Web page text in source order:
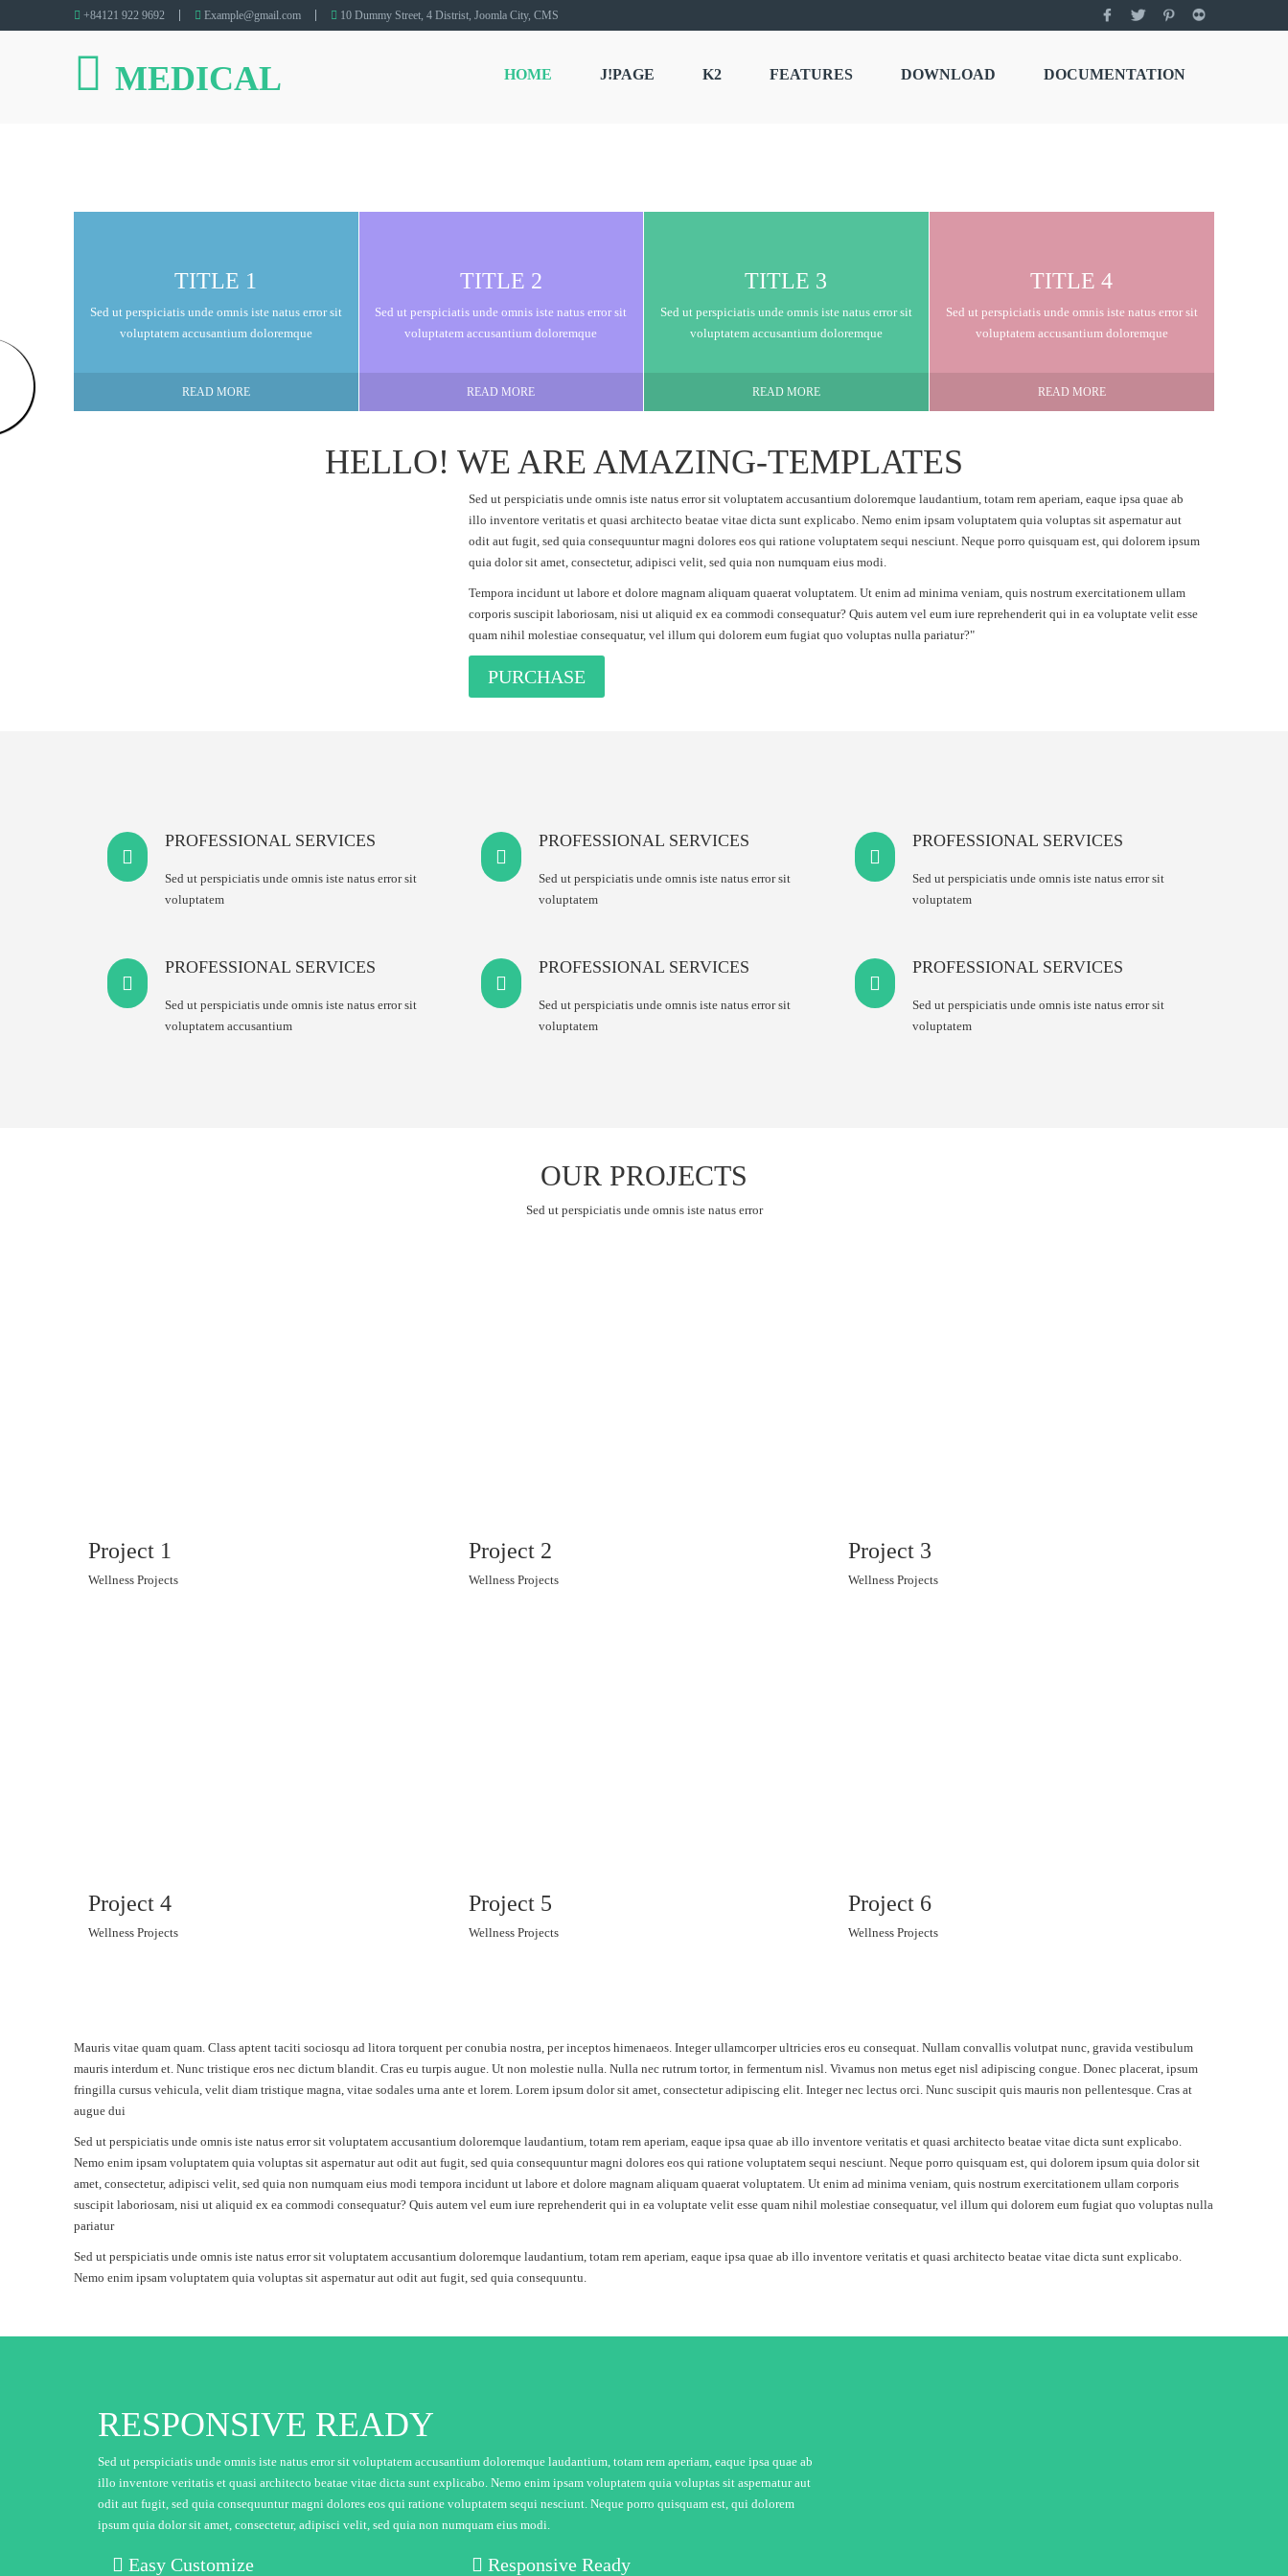
+84121 922 9692 Example@gmail.com 10 Dummy Street, 4 Distrist, Joomla City, CMS
MEDICAL HOME J!PAGE K2 FEATURES DOWNLOAD DOCUMENTATION
Customdesign
and you're ready to go !
PURCHASE
TITLE 1
Sed ut perspiciatis unde omnis iste natus error sit
voluptatem accusantium doloremque
READ MORE
TITLE 2
Sed ut perspiciatis unde omnis iste natus error sit
voluptatem accusantium doloremque
READ MORE
TITLE 3
Sed ut perspiciatis unde omnis iste natus error sit
voluptatem accusantium doloremque
READ MORE
TITLE 4
Sed ut perspiciatis unde omnis iste natus error sit
voluptatem accusantium doloremque
READ MORE
HELLO! WE ARE AMAZING-TEMPLATES
Sed ut perspiciatis unde omnis iste natus error sit voluptatem accusantium doloremque laudantium, totam rem aperiam, eaque ipsa quae ab
illo inventore veritatis et quasi architecto beatae vitae dicta sunt explicabo. Nemo enim ipsam voluptatem quia voluptas sit aspernatur aut
odit aut fugit, sed quia consequuntur magni dolores eos qui ratione voluptatem sequi nesciunt. Neque porro quisquam est, qui dolorem ipsum
quia dolor sit amet, consectetur, adipisci velit, sed quia non numquam eius modi.
Tempora incidunt ut labore et dolore magnam aliquam quaerat voluptatem. Ut enim ad minima veniam, quis nostrum exercitationem ullam
corporis suscipit laboriosam, nisi ut aliquid ex ea commodi consequatur? Quis autem vel eum iure reprehenderit qui in ea voluptate velit esse
quam nihil molestiae consequatur, vel illum qui dolorem eum fugiat quo voluptas nulla pariatur?"
PURCHASE
PROFESSIONAL SERVICES
Sed ut perspiciatis unde omnis iste natus error sit
voluptatem
PROFESSIONAL SERVICES
Sed ut perspiciatis unde omnis iste natus error sit
voluptatem
PROFESSIONAL SERVICES
Sed ut perspiciatis unde omnis iste natus error sit
voluptatem
PROFESSIONAL SERVICES
Sed ut perspiciatis unde omnis iste natus error sit
voluptatem accusantium
PROFESSIONAL SERVICES
Sed ut perspiciatis unde omnis iste natus error sit
voluptatem
PROFESSIONAL SERVICES
Sed ut perspiciatis unde omnis iste natus error sit
voluptatem
OUR PROJECTS
Sed ut perspiciatis unde omnis iste natus error
Project 1
Wellness Projects
Project 2
Wellness Projects
Project 3
Wellness Projects
Project 4
Wellness Projects
Project 5
Wellness Projects
Project 6
Wellness Projects
Mauris vitae quam quam. Class aptent taciti sociosqu ad litora torquent per conubia nostra, per inceptos himenaeos. Integer ullamcorper ultricies eros eu consequat. Nullam convallis volutpat nunc, gravida vestibulum
mauris interdum et. Nunc tristique eros nec dictum blandit. Cras eu turpis augue. Ut non molestie nulla. Nulla nec rutrum tortor, in fermentum nisl. Vivamus non metus eget nisl adipiscing congue. Donec placerat, ipsum
fringilla cursus vehicula, velit diam tristique magna, vitae sodales urna ante et lorem. Lorem ipsum dolor sit amet, consectetur adipiscing elit. Integer nec lectus orci. Nunc suscipit quis mauris non pellentesque. Cras at
augue dui
Sed ut perspiciatis unde omnis iste natus error sit voluptatem accusantium doloremque laudantium, totam rem aperiam, eaque ipsa quae ab illo inventore veritatis et quasi architecto beatae vitae dicta sunt explicabo.
Nemo enim ipsam voluptatem quia voluptas sit aspernatur aut odit aut fugit, sed quia consequuntur magni dolores eos qui ratione voluptatem sequi nesciunt. Neque porro quisquam est, qui dolorem ipsum quia dolor sit
amet, consectetur, adipisci velit, sed quia non numquam eius modi tempora incidunt ut labore et dolore magnam aliquam quaerat voluptatem. Ut enim ad minima veniam, quis nostrum exercitationem ullam corporis
suscipit laboriosam, nisi ut aliquid ex ea commodi consequatur? Quis autem vel eum iure reprehenderit qui in ea voluptate velit esse quam nihil molestiae consequatur, vel illum qui dolorem eum fugiat quo voluptas nulla
pariatur
Sed ut perspiciatis unde omnis iste natus error sit voluptatem accusantium doloremque laudantium, totam rem aperiam, eaque ipsa quae ab illo inventore veritatis et quasi architecto beatae vitae dicta sunt explicabo.
Nemo enim ipsam voluptatem quia voluptas sit aspernatur aut odit aut fugit, sed quia consequuntu.
RESPONSIVE READY
Sed ut perspiciatis unde omnis iste natus error sit voluptatem accusantium doloremque laudantium, totam rem aperiam, eaque ipsa quae ab
illo inventore veritatis et quasi architecto beatae vitae dicta sunt explicabo. Nemo enim ipsam voluptatem quia voluptas sit aspernatur aut
odit aut fugit, sed quia consequuntur magni dolores eos qui ratione voluptatem sequi nesciunt. Neque porro quisquam est, qui dolorem
ipsum quia dolor sit amet, consectetur, adipisci velit, sed quia non numquam eius modi.
Easy Customize
Responsive Ready